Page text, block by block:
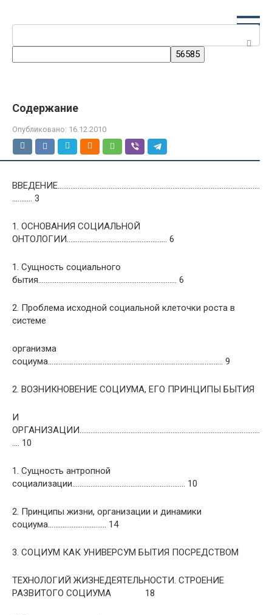
Содержание
Опубликовано: 16.12.2010
ВВЕДЕНИЕ…………………………………………………………………………………………………
……….. 3
1. ОСНОВАНИЯ СОЦИАЛЬНОЙ
ОНТОЛОГИИ………………………………………………. 6
1. Сущность социального
бытия…………………………………………………………………. 6
2. Проблема исходной социальной клеточки роста в
системе
организма
социума…………………………………………………………………………………… 9
2. ВОЗНИКНОВЕНИЕ СОЦИУМА, ЕГО ПРИНЦИПЫ БЫТИЯ
И
ОРГАНИЗАЦИИ………………………………………………………………………………………
…. 10
1. Сущность антропной
социализации…………………………………………………….. 10
2. Принципы жизни, организации и динамики
социума………………………….. 14
3. СОЦИУМ КАК УНИВЕРСУМ БЫТИЯ ПОСРЕДСТВОМ
ТЕХНОЛОГИЙ ЖИЗНЕДЕЯТЕЛЬНОСТИ. СТРОЕНИЕ
РАЗВИТОГО СОЦИУМА 18